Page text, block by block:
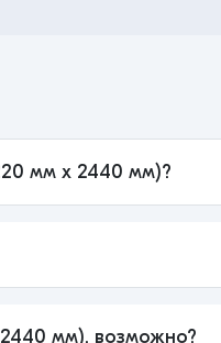
мм x 2440 мм)?
мм), возможно?